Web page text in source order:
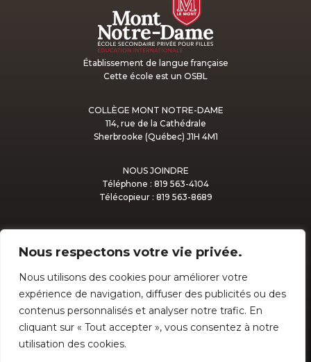
Nous respectons votre vie privée.
Nous utilisons des cookies pour améliorer votre
expérience de navigation, diffuser des publicités ou des
contenus personnalisés et analyser notre trafic. En
cliquant sur « Tout accepter », vous consentez à notre
utilisation des cookies.
Établissement de langue française
Cette école est un OSBL
COLLÈGE MONT NOTRE-DAME
114, rue de la Cathédrale
Sherbrooke (Québec) J1H 4M1
NOUS JOINDRE
Téléphone : 819 563-4104
Télécopieur : 819 563-8689
ADMISSION
PROTECTEUR NATIONAL DE L’ÉLÈVE